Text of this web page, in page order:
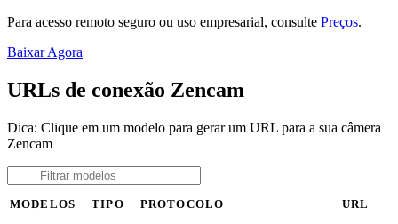
Para acesso remoto seguro ou uso empresarial, consulte Preços.
Baixar Agora
URLs de conexão Zencam
Dica: Clique em um modelo para gerar um URL para a sua câmera
Zencam
MODELOS TIPO PROTOCOLO URL